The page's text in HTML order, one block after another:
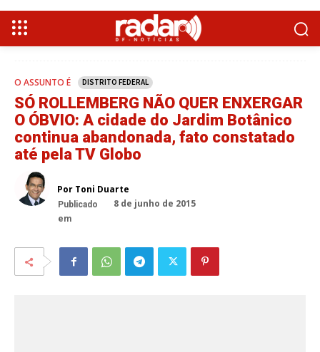
O ASSUNTO É DISTRITO FEDERAL
SÓ ROLLEMBERG NÃO QUER ENXERGAR
O ÓBVIO: A cidade do Jardim Botânico
continua abandonada, fato constatado
até pela TV Globo
Por Toni Duarte
Publicado
em
8 de junho de 2015